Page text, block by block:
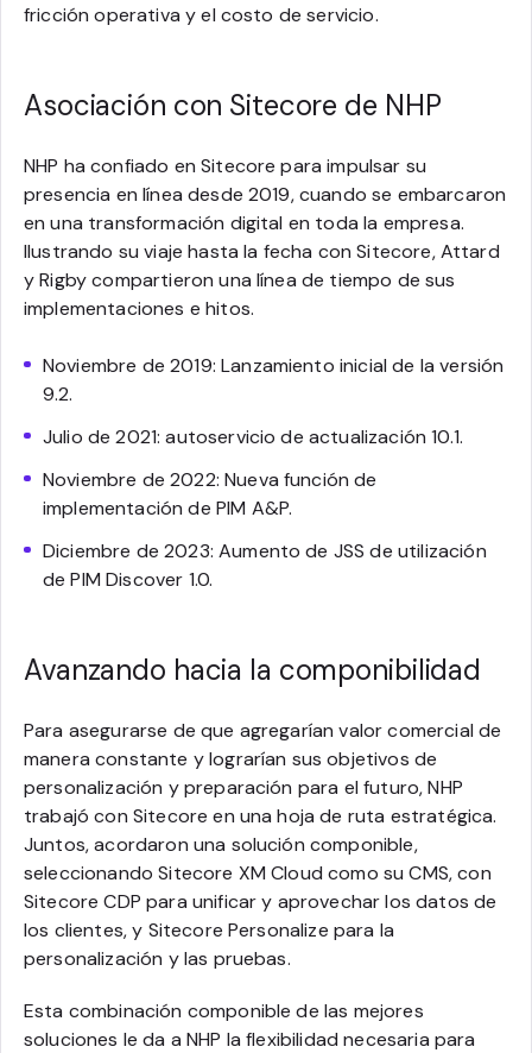
fricción operativa y el costo de servicio.
Asociación con Sitecore de NHP
NHP ha confiado en Sitecore para impulsar su
presencia en línea desde 2019, cuando se embarcaron
en una transformación digital en toda la empresa.
Ilustrando su viaje hasta la fecha con Sitecore, Attard
y Rigby compartieron una línea de tiempo de sus
implementaciones e hitos.
Noviembre de 2019: Lanzamiento inicial de la versión
9.2.
Julio de 2021: autoservicio de actualización 10.1.
Noviembre de 2022: Nueva función de
implementación de PIM A&P.
Diciembre de 2023: Aumento de JSS de utilización
de PIM Discover 1.0.
Avanzando hacia la componibilidad
Para asegurarse de que agregarían valor comercial de
manera constante y lograrían sus objetivos de
personalización y preparación para el futuro, NHP
trabajó con Sitecore en una hoja de ruta estratégica.
Juntos, acordaron una solución componible,
seleccionando Sitecore XM Cloud como su CMS, con
Sitecore CDP para unificar y aprovechar los datos de
los clientes, y Sitecore Personalize para la
personalización y las pruebas.
Esta combinación componible de las mejores
soluciones le da a NHP la flexibilidad necesaria para